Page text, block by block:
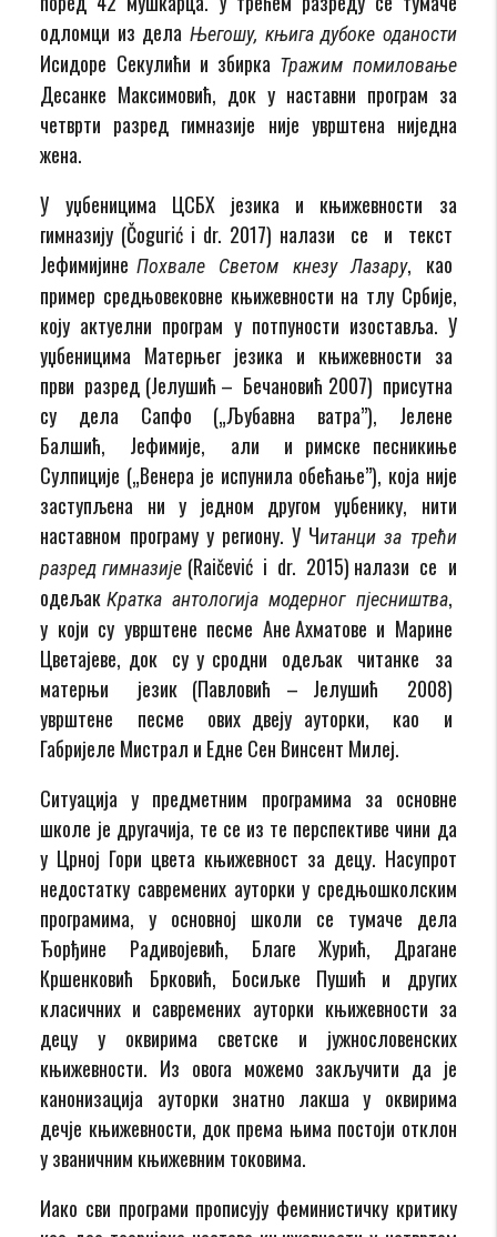
одломци из дела Његошу, књига дубоке оданости
Исидоре Секулићи и збирка Тражим помиловање
Десанке Максимовић, док у наставни програм за
четврти разред гимназије није уврштена ниједна
жена.
У уџбеницима ЦСБХ језика и књижевности за
гимназију (Čogurić i dr. 2017) налази се и текст
Јефимијине Похвале Светом кнезу Лазару, као
пример средњовековне књижевности на тлу Србије,
коју актуелни програм у потпуности изоставља. У
уџбеницима Матерњег језика и књижевности за
први разред (Јелушић – Бечановић 2007) присутна
су дела Сапфо („Љубавна ватра”), Јелене
Балшић, Јефимије, али и римске песникиње
Сулпиције („Венера је испунила обећање”), која није
заступљена ни у једном другом уџбенику, нити
наставном програму у региону. У Читанци за трећи
разред гимназије (Raičević i dr. 2015) налази се и
одељакКратка антологија модерног пјесништва,
у који су уврштене песме Ане Ахматове и Марине
Цветајеве, док су у сродни одељак читанке за
матерњи језик (Павловић – Јелушић 2008)
уврштене песме ових двеју ауторки, као и
Габријеле Мистрал и Едне Сен Винсент Милеј.
Ситуација у предметним програмима за основне
школе је другачија, те се из те перспективе чини да
у Црној Гори цвета књижевност за децу. Насупрот
недостатку савремених ауторки у средњошколским
програмима, у основној школи се тумаче дела
Ђорђине Радивојевић, Благе Журић, Драгане
Кршенковић Брковић, Босиљке Пушић и других
класичних и савремених ауторки књижевности за
децу у оквирима светске и јужнословенских
књижевности. Из овога можемо закључити да је
канонизација ауторки знатно лакша у оквирима
дечје књижевности, док према њима постоји отклон
у званичним књижевним токовима.
Иако сви програми прописују феминистичку критику